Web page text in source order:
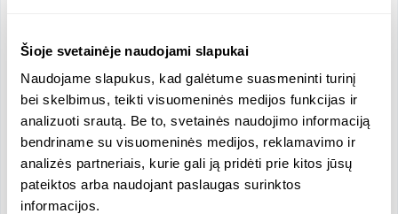
Šioje svetainėje naudojami slapukai
Naudojame slapukus, kad galėtume suasmeninti turinį
bei skelbimus, teikti visuomeninės medijos funkcijas ir
analizuoti srautą. Be to, svetainės naudojimo informaciją
bendriname su visuomeninės medijos, reklamavimo ir
analizės partneriais, kurie gali ją pridėti prie kitos jūsų
pateiktos arba naudojant paslaugas surinktos
informacijos.
www.sthusas.ltRN:305563952VAT:LT100013189618